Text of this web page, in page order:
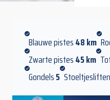
Blauwe pistes48 km
Zwarte pistes45 km
Gondels5 Stoeltjesliften